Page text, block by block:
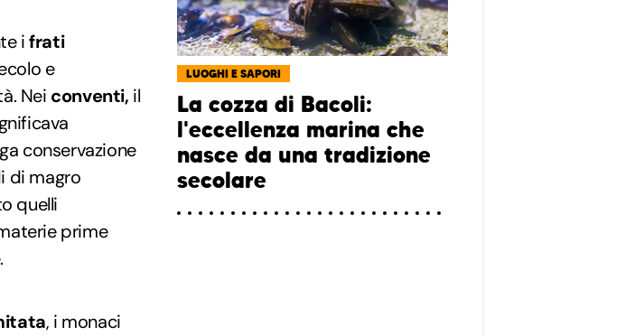
ifrati
e
Nei conventi, il
conservazione
di magro
quelli
prime
, i monaci
LUOGHI E SAPORI
La cozza di Bacoli:
l'eccellenza marina che
nasce da una tradizione
secolare